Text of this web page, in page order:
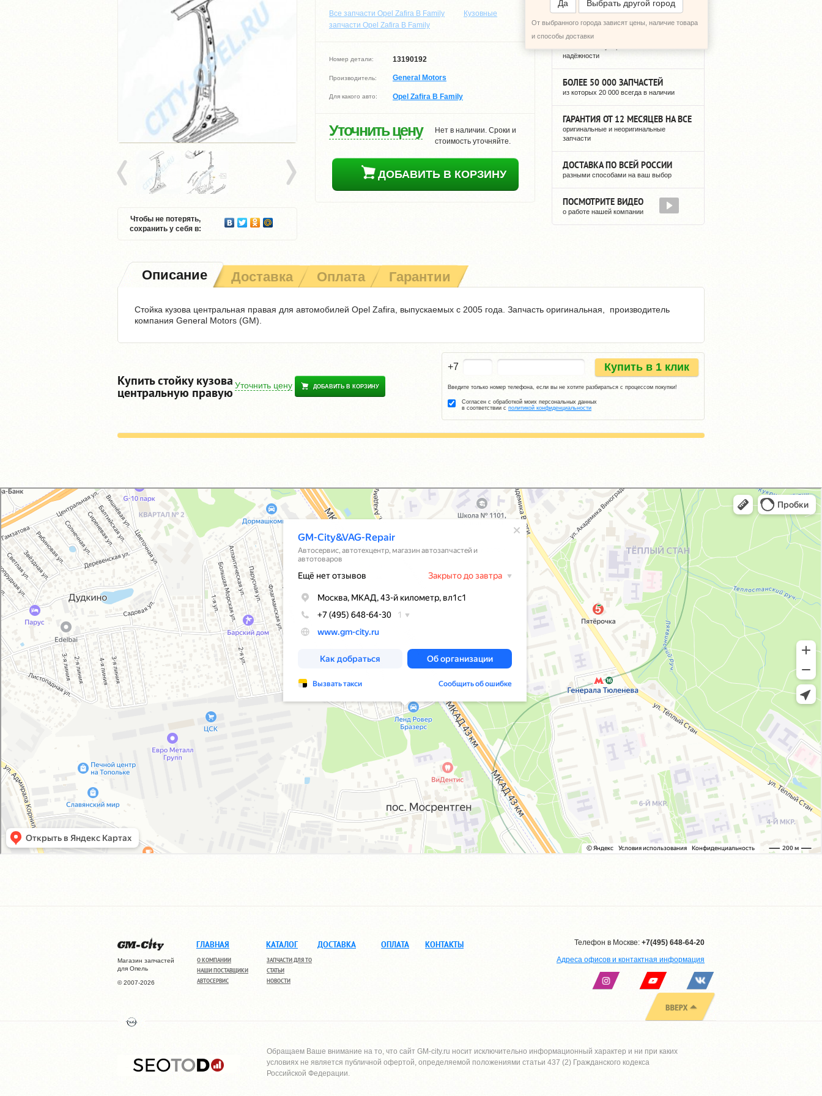
Все запчасти Opel Zafira B Family
Кузовные
запчасти Opel Zafira B Family
Чтобы не потерять,
сохранить у себя в:
Номер детали: 13190192
Производитель: General Motors
Для какого авто: Opel Zafira B Family
Уточнить цену
Нет в наличии. Сроки и
стоимость уточняйте.
ДОБАВИТЬ В КОРЗИНУ
Да Выбрать другой город
От выбранного города зависят цены, наличие товара
и способы доставки12 ЛЕТ РЕГУЛЯРНЫХ ПОСТАВОК
надёжности
БОЛЕЕ 50 000 ЗАПЧАСТЕЙ
из которых 20 000 всегда в наличии
ГАРАНТИЯ ОТ 12 МЕСЯЦЕВ НА ВСЕ
оригинальные и неоригинальные
запчасти
ДОСТАВКА ПО ВСЕЙ РОССИИ
разными способами на ваш выбор
ПОСМОТРИТЕ ВИДЕО
о работе нашей компании
Описание Доставка Оплата Гарантии
Стойка кузова центральная правая для автомобилей Opel Zafira, выпускаемых с 2005 года. Запчасть оригинальная, производитель
компания General Motors (GM).
Купить стойку кузова
центральную правую Уточнить цену ДОБАВИТЬ В КОРЗИНУ
+7 Купить в 1 клик
Введите только номер телефона, если вы не хотите разбираться с процессом покупки!
Согласен с обработкой моих персональных данных
в соответствии с политикой конфиденциальности
GM-City&VAG-Repair
Автосервис, автотехцентр в Москве
Магазин автозапчастей и автотоваров в Москве
Магазин запчастей
для Опель
© 2007-2026
ГЛАВНАЯ
О КОМПАНИИ
НАШИ ПОСТАВЩИКИ
АВТОСЕРВИС
КАТАЛОГ
ЗАПЧАСТИ ДЛЯ ТО
СТАТЬИ
НОВОСТИ
ДОСТАВКА ОПЛАТА КОНТАКТЫ Телефон в Москве: +7(495) 648-64-20
Адреса офисов и контактная информация
Обращаем Ваше внимание на то, что сайт GM-city.ru носит исключительно информационный характер и ни при каких
условиях не является публичной офертой, определяемой положениями статьи 437 (2) Гражданского кодекса
Российской Федерации.